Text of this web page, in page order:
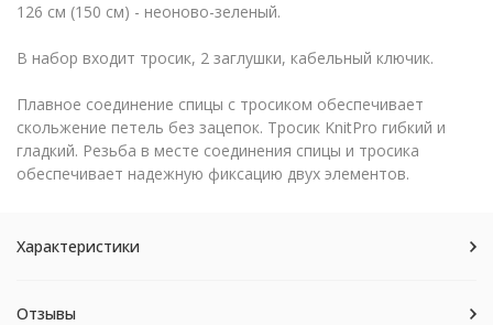
126 см (150 см) - неоново-зеленый.
В набор входит тросик, 2 заглушки, кабельный ключик.
Плавное соединение спицы с тросиком обеспечивает
скольжение петель без зацепок. Тросик KnitPro гибкий и
гладкий. Резьба в месте соединения спицы и тросика
обеспечивает надежную фиксацию двух элементов.
Характеристики
Отзывы